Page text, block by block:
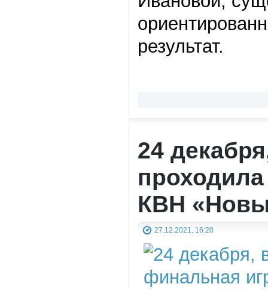
результат.
24
КВН
27.12.2021, 16:20